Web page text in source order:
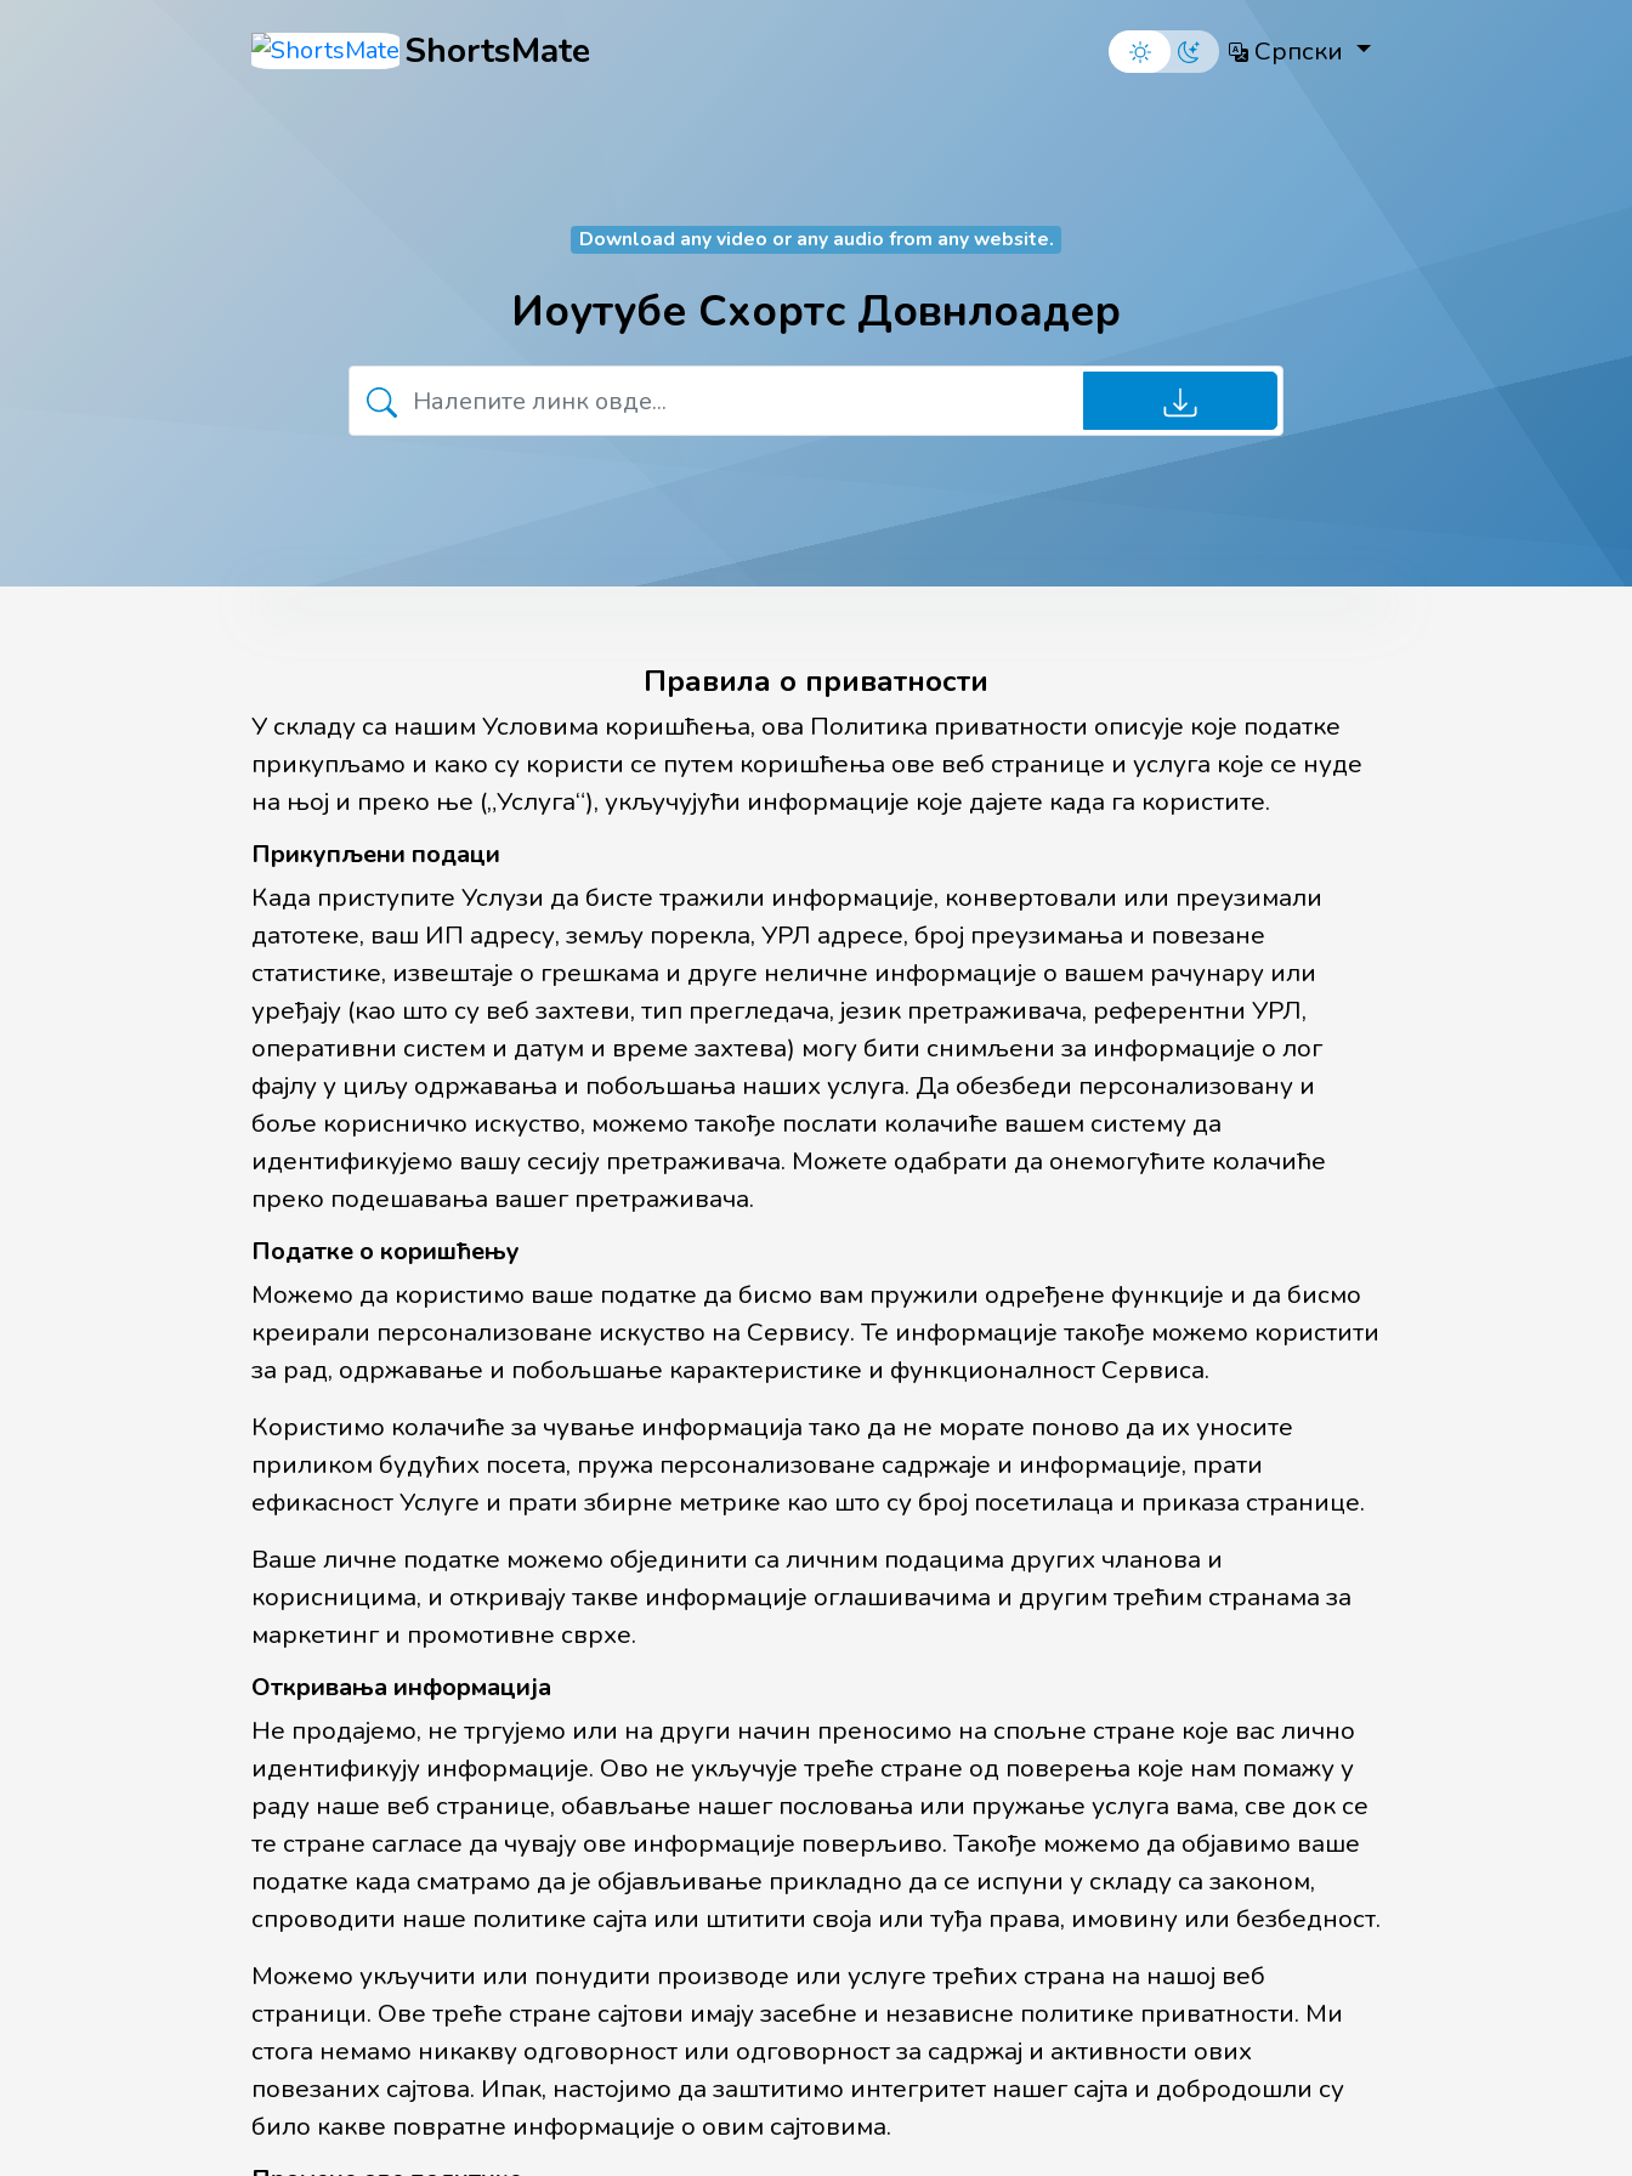
ShortsMate Српски
Download any video or any audio from any website.
Иоутубе Схортс Довнлоадер
Правила о приватности
У складу са нашим Условима коришћења, ова Политика приватности описује које податке
прикупљамо и како су користи се путем коришћења ове веб странице и услуга које се нуде
на њој и преко ње („Услуга“), укључујући информације које дајете када га користите.
Прикупљени подаци
Када приступите Услузи да бисте тражили информације, конвертовали или преузимали
датотеке, ваш ИП адресу, земљу порекла, УРЛ адресе, број преузимања и повезане
статистике, извештаје о грешкама и друге неличне информације о вашем рачунару или
уређају (као што су веб захтеви, тип прегледача, језик претраживача, референтни УРЛ,
оперативни систем и датум и време захтева) могу бити снимљени за информације о лог
фајлу у циљу одржавања и побољшања наших услуга. Да обезбеди персонализовану и
боље корисничко искуство, можемо такође послати колачиће вашем систему да
идентификујемо вашу сесију претраживача. Можете одабрати да онемогућите колачиће
преко подешавања вашег претраживача.
Податке о коришћењу
Можемо да користимо ваше податке да бисмо вам пружили одређене функције и да бисмо
креирали персонализоване искуство на Сервису. Те информације такође можемо користити
за рад, одржавање и побољшање карактеристике и функционалност Сервиса.
Користимо колачиће за чување информација тако да не морате поново да их уносите
приликом будућих посета, пружа персонализоване садржаје и информације, прати
ефикасност Услуге и прати збирне метрике као што су број посетилаца и приказа странице.
Ваше личне податке можемо објединити са личним подацима других чланова и
корисницима, и откривају такве информације оглашивачима и другим трећим странама за
маркетинг и промотивне сврхе.
Откривања информација
Не продајемо, не тргујемо или на други начин преносимо на спољне стране које вас лично
идентификују информације. Ово не укључује треће стране од поверења које нам помажу у
раду наше веб странице, обављање нашег пословања или пружање услуга вама, све док се
те стране сагласе да чувају ове информације поверљиво. Такође можемо да објавимо ваше
податке када сматрамо да је објављивање прикладно да се испуни у складу са законом,
спроводити наше политике сајта или штитити своја или туђа права, имовину или безбедност.
Можемо укључити или понудити производе или услуге трећих страна на нашој веб
страници. Ове треће стране сајтови имају засебне и независне политике приватности. Ми
стога немамо никакву одговорност или одговорност за садржај и активности ових
повезаних сајтова. Ипак, настојимо да заштитимо интегритет нашег сајта и добродошли су
било какве повратне информације о овим сајтовима.